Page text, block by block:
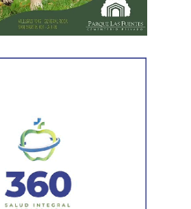
periciales correspondientes, entre
de las prendas utilizadas por
bajo la órbita del Ministerio